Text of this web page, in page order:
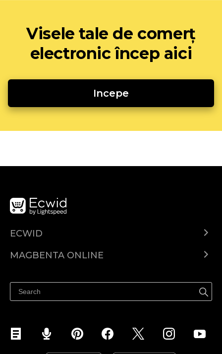
Visele tale de comerț
electronic încep aici
Incepe
ECWID
Help center
MAGBENTA ONLINE
Ibenta sa Facebook